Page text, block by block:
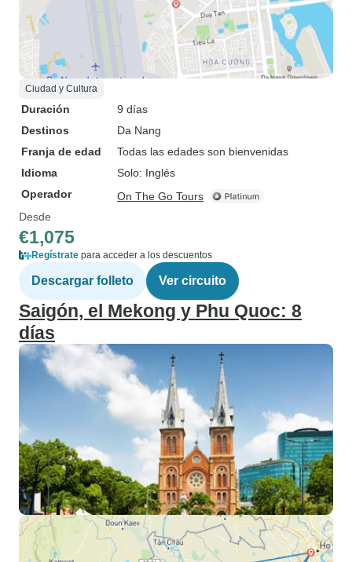
Ciudad y Cultura
Duración
9 días
Destinos
Da Nang
Franja de edad
Todas las edades son bienvenidas
Idioma
Solo: Inglés
Operador
On The Go Tours
Desde
€1,075
Regístrate para acceder a los descuentos
Descargar folleto Ver circuito
Saigón, el Mekong y Phu Quoc: 8
días